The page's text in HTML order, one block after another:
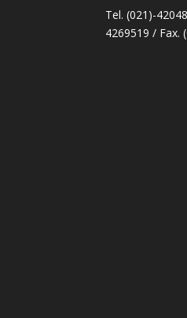
Tel. (021)-
4269519 / Fax.